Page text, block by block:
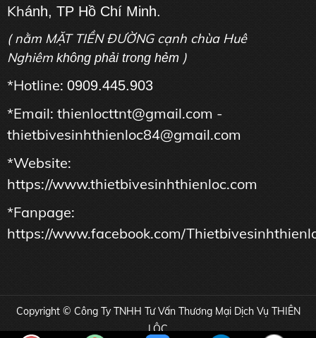
Khánh, TP Hồ Chí Minh.
( nằm MẶT TIỀN ĐƯỜNG cạnh chùa Huê
Nghiêm không phải trong hẻm )
*Hotline: 0909.445.903
*Email: thienlocttnt@gmail.com -
thietbivesinhthienloc84@gmail.com
*Website:
https://www.thietbivesinhthienloc.com
*Fanpage:
https://www.facebook.com/
Copyright © Công Ty TNHH Tư Vấn Thương Mại Dịch Vụ THIÊN
LỘC